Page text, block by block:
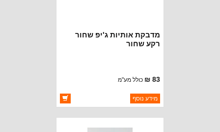
מדבקת אותיות ג'יפ שחור
רקע שחור
83 ₪ כולל מע"מ
ברקוד: BJ3443-BB
יצרן:OAKMAN OFFROAD
מידע נוסף